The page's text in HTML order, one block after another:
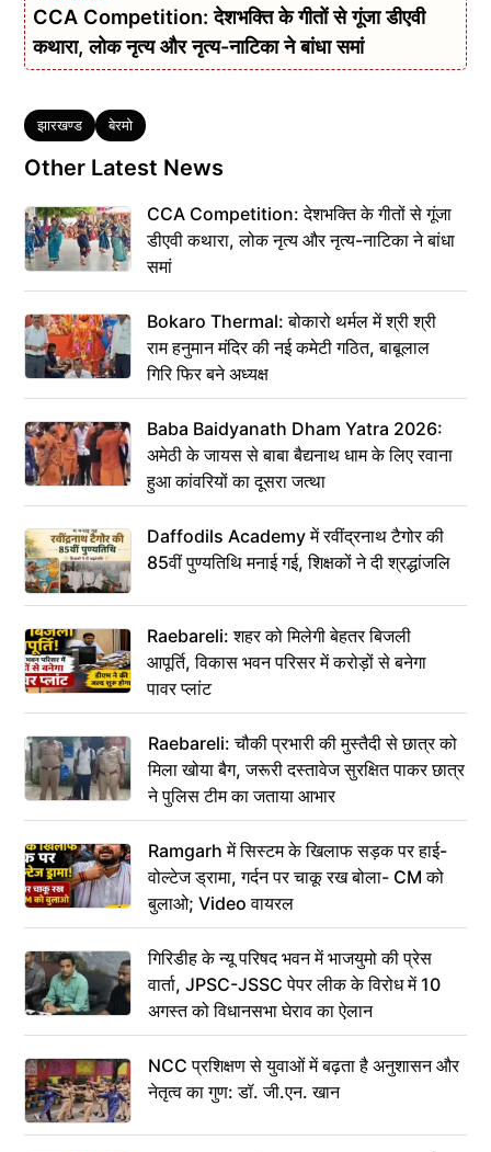
CCA Competition: देशभक्ति के गीतों से गूंजा डीएवी
कथारा, लोक नृत्य और नृत्य-नाटिका ने बांधा समां
Tags
झारखण्ड बेरमो
Other Latest News
CCA Competition: देशभक्ति के गीतों से गूंजा
डीएवी कथारा, लोक नृत्य और नृत्य-नाटिका ने बांधा
समां
Bokaro Thermal: बोकारो थर्मल में श्री श्री
राम हनुमान मंदिर की नई कमेटी गठित, बाबूलाल
गिरि फिर बने अध्यक्ष
Baba Baidyanath Dham Yatra 2026:
अमेठी के जायस से बाबा बैद्यनाथ धाम के लिए रवाना
हुआ कांवरियों का दूसरा जत्था
Daffodils Academy में रवींद्रनाथ टैगोर की
85वीं पुण्यतिथि मनाई गई, शिक्षकों ने दी श्रद्धांजलि
Raebareli: शहर को मिलेगी बेहतर बिजली
आपूर्ति, विकास भवन परिसर में करोड़ों से बनेगा
पावर प्लांट
Raebareli: चौकी प्रभारी की मुस्तैदी से छात्र को
मिला खोया बैग, जरूरी दस्तावेज सुरक्षित पाकर छात्र
ने पुलिस टीम का जताया आभार
Ramgarh में सिस्टम के खिलाफ सड़क पर हाई-
वोल्टेज ड्रामा, गर्दन पर चाकू रख बोला- CM को
बुलाओ; Video वायरल
गिरिडीह के न्यू परिषद भवन में भाजयुमो की प्रेस
वार्ता, JPSC-JSSC पेपर लीक के विरोध में 10
अगस्त को विधानसभा घेराव का ऐलान
NCC प्रशिक्षण से युवाओं में बढ़ता है अनुशासन और
नेतृत्व का गुण: डॉ. जी.एन. खान